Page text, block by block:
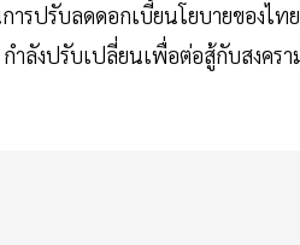
รปรับลดดอกเบี้ยนโยบายของไท
ำลังปรับเปลี่ยนเพื่อต่อสู้กับสงคร